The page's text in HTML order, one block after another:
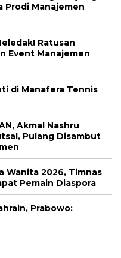
Prodi Manajemen
Ratusan
Event Manajemen
di Manafera Tennis
Akmal Nashru
Pulang Disambut
Wanita 2026, Timnas
Pemain Diaspora
Prabowo: